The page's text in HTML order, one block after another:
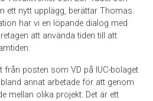
ett nytt upplägg, berättar Thomas.
har vi en löpande dialog med
att använda tiden till att
posten som VD på IUC-bolaget
bland annat arbetade för att genom
mellan olika projekt. Det är ett